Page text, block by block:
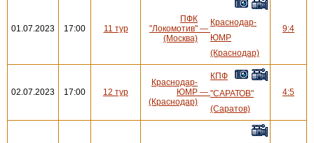
01.07.2023 17:00 11 тур
ПФК
"Локомотив"
(Москва)
—
Краснодар-
ЮМР
(Краснодар)
9:4
02.07.2023 17:00 12 тур
Краснодар-
ЮМР
(Краснодар)
—
КПФ
"САРАТОВ"
(Саратов)
4:5